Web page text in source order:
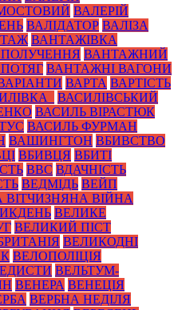
ВАЛЕРІЙ
ВАЛІДАТОР ВАЛІЗА
ВАНТАЖІВКА
ВАНТАЖНИЙ
ВАНТАЖНІ ВАГОНИ
ВАРТА ВАРТІСТЬ
ВАСИЛІВСЬКИЙ
ВАСИЛЬ ВІРАСТЮК
ВАСИЛЬ ФУРМАН
ВАШИНГТОН ВБИВСТВО
ВБИВЦЯ ВБИТІ
ВВС ВДАЧНІСТЬ
ВЕДМІДЬ ВЕЙП
ВІТЧИЗНЯНА ВІЙНА
ВЕЛИКЕ
ВЕЛИКИЙ ПІСТ
ВЕЛИКОДНІ
ВЕЛОПОЛІЦІЯ
ВЕЛЬТУМ-
ВЕНЕРА ВЕНЕЦІЯ
ВЕРБНА НЕДІЛЯ